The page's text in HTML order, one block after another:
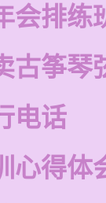
会排练
古筝琴
电话
心得体